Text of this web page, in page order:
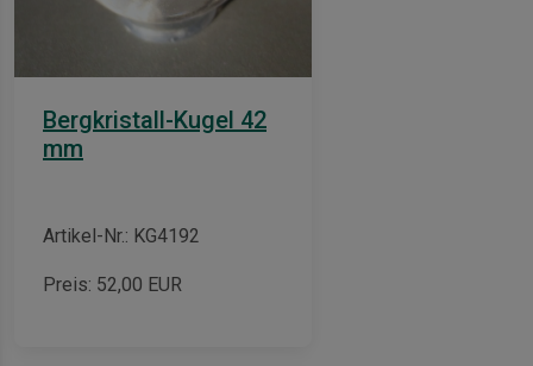
Bergkristall-Kugel 42
mm
Artikel-Nr.: KG4192
Preis: 52,00 EUR